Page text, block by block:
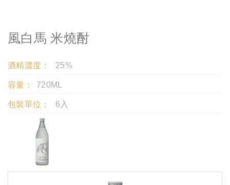
風白馬 米燒酎
酒精濃度： 25%
容量： 720ML
包裝單位： 6入